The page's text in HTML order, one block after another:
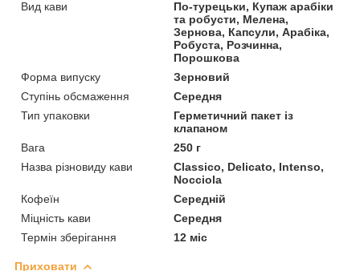
Вид кави
По-турецьки, Купаж арабіки
та робусти, Мелена,
Зернова, Капсули, Арабіка,
Робуста, Розчинна,
Порошкова
Форма випуску
Зерновий
Ступінь обсмаження
Середня
Тип упаковки
Герметичний пакет із
клапаном
Вага
250 г
Назва різновиду кави
Classico, Delicato, Intenso,
Nocciola
Кофеїн
Середній
Міцність кави
Середня
Термін зберігання
12 міс
Приховати